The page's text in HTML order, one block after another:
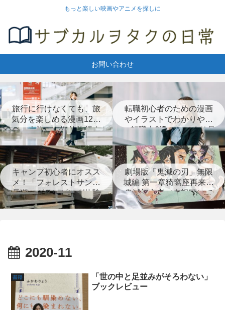
もっと楽しい映画やアニメを探しに
お問い合わせ
旅行に行けなくても、旅
気分を楽しめる漫画12選
（一人旅から海外旅行ま
で）
転職初心者のための漫画
やイラストでわかりやす
い転職本6選＋じっくり見
つめなおす本3選
キャンプ初心者にオスス
メ！「フォレストサンズ
長瀞」グランピング体験
レポート
劇場版「鬼滅の刃」無限
城編 第一章猗窩座再来は
鬼滅初心者（未視聴）で
も楽しめる？
2020-11
書籍
「世の中と足並みがそろわない」
ブックレビュー